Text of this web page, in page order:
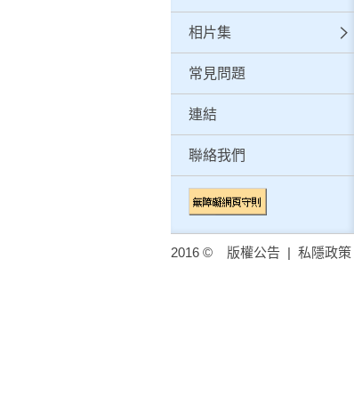
相片集
常見問題
連結
聯絡我們
2016 © 版權公告 | 私隱政策